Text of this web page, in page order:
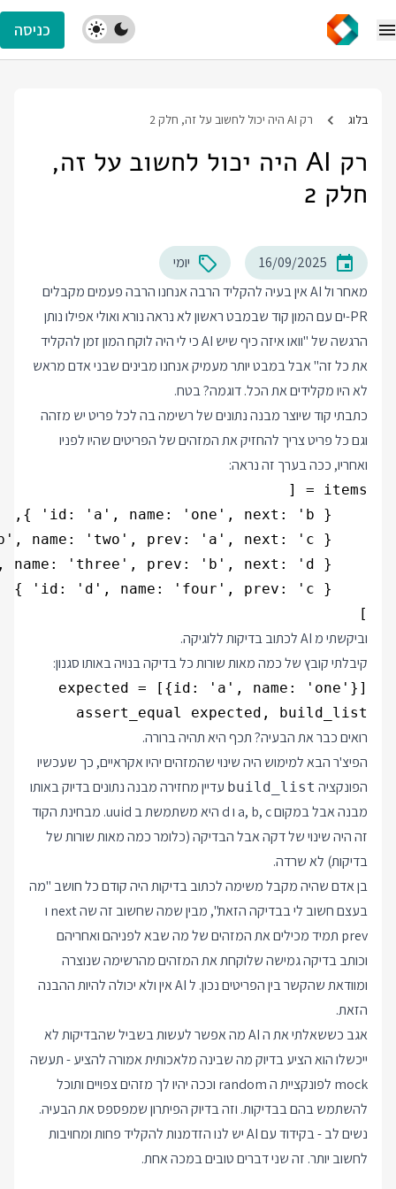
כניסה
בלוג רק AI היה יכול לחשוב על זה, חלק 2
רק AI היה יכול לחשוב על זה,
חלק 2
16/09/2025
יומי
מאחר ול AI אין בעיה להקליד הרבה אנחנו הרבה פעמים מקבלים
PR-ים עם המון קוד שבמבט ראשון לא נראה נורא ואולי אפילו נותן
הרגשה של "וואו איזה כיף שיש AI כי לי היה לוקח המון זמן להקליד
את כל זה" אבל במבט יותר מעמיק אנחנו מבינים שבני אדם מראש
לא היו מקלידים את הכל. דוגמה? בטח.
כתבתי קוד שיוצר מבנה נתונים של רשימה בה לכל פריט יש מזהה
וגם כל פריט צריך להחזיק את המזהים של הפריטים שהיו לפניו
ואחריו, ככה בערך זה נראה:
]
וביקשתי מ AI לכתוב בדיקות ללוגיקה.
קיבלתי קובץ של כמה מאות שורות כל בדיקה בנויה באותו סגנון:
assert_equal expected, build_list
רואים כבר את הבעיה? תכף היא תהיה ברורה.
הפיצ'ר הבא למימוש היה שינוי שהמזהים יהיו אקראיים, כך שעכשיו
הפונקציה build_list עדיין מחזירה מבנה נתונים בדיוק באותו
מבנה אבל במקום a, b, c ו d היא משתמשת ב uuid. מבחינת הקוד
זה היה שינוי של דקה אבל הבדיקה (כלומר כמה מאות שורות של
בדיקות) לא שרדה.
בן אדם שהיה מקבל משימה לכתוב בדיקות היה קודם כל חושב "מה
בעצם חשוב לי בבדיקה הזאת", מבין שמה שחשוב זה שה next ו
prev תמיד מכילים את המזהים של מה שבא לפניהם ואחריהם
וכותב בדיקה גמישה שלוקחת את המזהים מהרשימה שנוצרה
ומוודאת שהקשר בין הפריטים נכון. ל AI אין ולא יכולה להיות ההבנה
הזאת.
אגב כששאלתי את ה AI מה אפשר לעשות בשביל שהבדיקות לא
ייכשלו הוא הציע בדיוק מה שבינה מלאכותית אמורה להציע - תעשה
mock לפונקציית ה random וככה יהיו לך מזהים צפויים ותוכל
להשתמש בהם בבדיקות. וזה בדיוק הפיתרון שמפספס את הבעיה.
נשים לב - בקידוד עם AI יש לנו הזדמנות להקליד פחות ומחויבות
לחשוב יותר. זה שני דברים טובים במכה אחת.